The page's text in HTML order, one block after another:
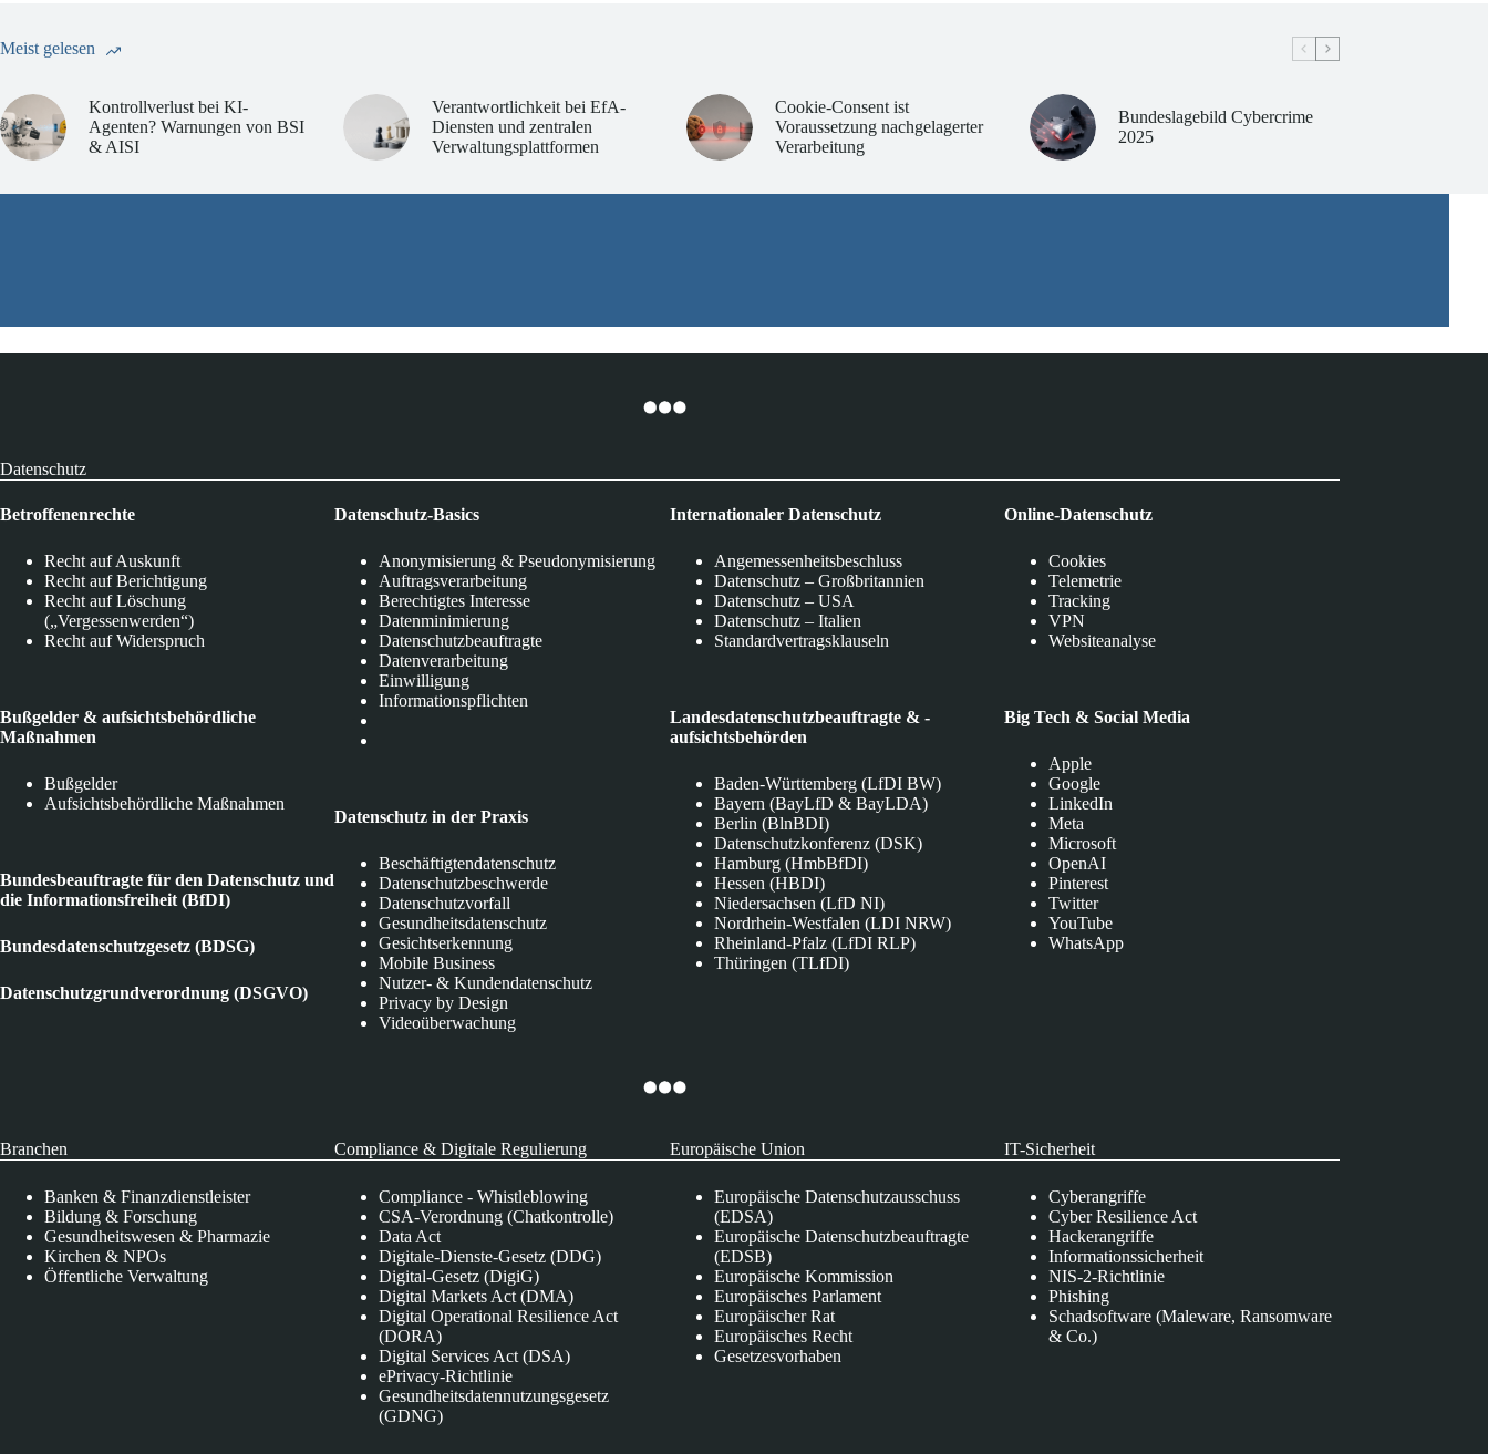
Meist gelesen
Kontrollverlust bei KI-
Agenten? Warnungen von BSI
& AISI
Verantwortlichkeit bei EfA-
Diensten und zentralen
Verwaltungsplattformen
Cookie-Consent ist
Voraussetzung nachgelagerter
Verarbeitung
Bundeslagebild Cybercrime
2025
Datenschutz
Betroffenenrechte
Recht auf Auskunft
Recht auf Berichtigung
Recht auf Löschung
(„Vergessenwerden“)
Recht auf Widerspruch
Bußgelder & aufsichtsbehördliche
Maßnahmen
Bußgelder
Aufsichtsbehördliche Maßnahmen
Bundesbeauftragte für den Datenschutz und
die Informationsfreiheit (BfDI)
Bundesdatenschutzgesetz (BDSG)
Datenschutzgrundverordnung (DSGVO)
Datenschutz-Basics
Anonymisierung & Pseudonymisierung
Auftragsverarbeitung
Berechtigtes Interesse
Datenminimierung
Datenschutzbeauftragte
Datenverarbeitung
Einwilligung
Informationspflichten
Datenschutz in der Praxis
Beschäftigtendatenschutz
Datenschutzbeschwerde
Datenschutzvorfall
Gesundheitsdatenschutz
Gesichtserkennung
Mobile Business
Nutzer- & Kundendatenschutz
Privacy by Design
Videoüberwachung
Internationaler Datenschutz
Angemessenheitsbeschluss
Datenschutz – Großbritannien
Datenschutz – USA
Datenschutz – Italien
Standardvertragsklauseln
Landesdatenschutzbeauftragte & -
aufsichtsbehörden
Baden-Württemberg (LfDI BW)
Bayern (BayLfD & BayLDA)
Berlin (BlnBDI)
Datenschutzkonferenz (DSK)
Hamburg (HmbBfDI)
Hessen (HBDI)
Niedersachsen (LfD NI)
Nordrhein-Westfalen (LDI NRW)
Rheinland-Pfalz (LfDI RLP)
Thüringen (TLfDI)
Online-Datenschutz
Cookies
Telemetrie
Tracking
VPN
Websiteanalyse
Big Tech & Social Media
Apple
Google
LinkedIn
Meta
Microsoft
OpenAI
Pinterest
Twitter
YouTube
WhatsApp
Branchen
Banken & Finanzdienstleister
Bildung & Forschung
Gesundheitswesen & Pharmazie
Kirchen & NPOs
Öffentliche Verwaltung
Compliance & Digitale Regulierung
Compliance - Whistleblowing
CSA-Verordnung (Chatkontrolle)
Data Act
Digitale-Dienste-Gesetz (DDG)
Digital-Gesetz (DigiG)
Digital Markets Act (DMA)
Digital Operational Resilience Act
(DORA)
Digital Services Act (DSA)
ePrivacy-Richtlinie
Gesundheitsdatennutzungsgesetz
(GDNG)
Europäische Union
Europäische Datenschutzausschuss
(EDSA)
Europäische Datenschutzbeauftragte
(EDSB)
Europäische Kommission
Europäisches Parlament
Europäischer Rat
Europäisches Recht
Gesetzesvorhaben
IT-Sicherheit
Cyberangriffe
Cyber Resilience Act
Hackerangriffe
Informationssicherheit
NIS-2-Richtlinie
Phishing
Schadsoftware (Maleware, Ransomware
& Co.)